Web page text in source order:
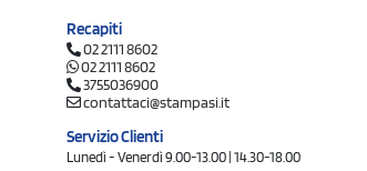
Recapiti
02 2111 8602
02 2111 8602
3755036900
contattaci@stampasi.it
Servizio Clienti
Lunedì - Venerdì 9.00-13.00 | 14.30-18.00